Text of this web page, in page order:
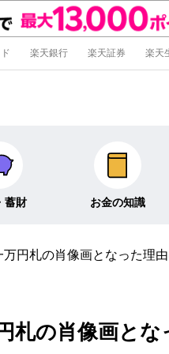
楽天銀行 楽天証券 楽天
蓄財
託
か投資
お金の知識
経済キーワード
円札の肖像画となった理由
札の肖像画とな